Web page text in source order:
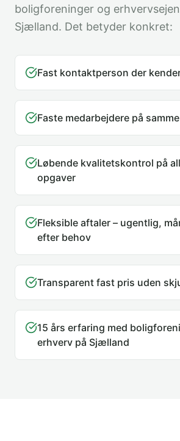
boligforeninger og
Sjælland. Det betyder konkret:
Fast kontaktperson der
Faste medarbejdere på
Løbende kvalitetskontrol på
opgaver
Fleksible aftaler – ugentlig,
efter behov
Transparent fast pris uden
15 års erfaring med
erhverv på Sjælland